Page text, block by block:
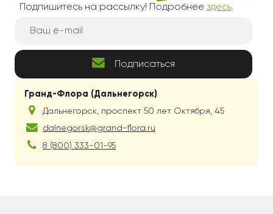
Гранд-Флора (Дальнегорск)
Дальнегорск, проспект 50 лет Октября, 45
dalnegorsk@grand-flora.ru
8 (800) 333-01-95
Подпишитесь на рассылку! Подробнее здесь.
Подписаться